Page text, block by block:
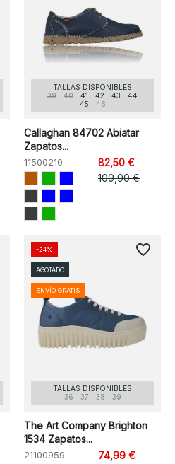
TALLAS DISPONIBLES
39
40 41 42 43
44
45
46
Callaghan 84702 Abiatar
Zapatos...
11500210
82,50 €
109,90 €
TALLAS DISPONIBLES
36
37 38 39
The Art Company Brighton
1534 Zapatos...
21100959
74,99 €
-24%
AGOTADO
ENVÍO GRATIS
favorite_border